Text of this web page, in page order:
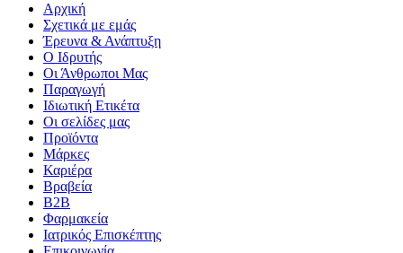
Αρχική
Σχετικά με εμάς
Έρευνα & Ανάπτυξη
Ο Ιδρυτής
Οι Άνθρωποι Μας
Παραγωγή
Ιδιωτική Ετικέτα
Οι σελίδες μας
Προϊόντα
Μάρκες
Καριέρα
Βραβεία
B2B
Φαρμακεία
Ιατρικός Επισκέπτης